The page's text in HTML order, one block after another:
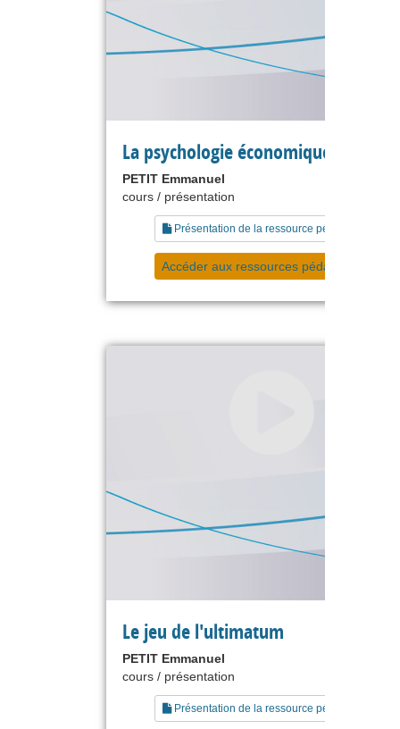
La psychologie économique
PETIT Emmanuel
cours / présentation
Présentation de la ressource pédagogique
Accéder aux ressources pédagogiques
Le jeu de l'ultimatum
PETIT Emmanuel
cours / présentation
Présentation de la ressource pédagogique